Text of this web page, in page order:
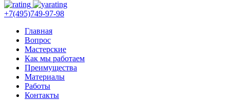
+7(495)749-97-98
Главная
Вопрос
Мастерские
Как мы работаем
Преимущества
Материалы
Работы
Контакты